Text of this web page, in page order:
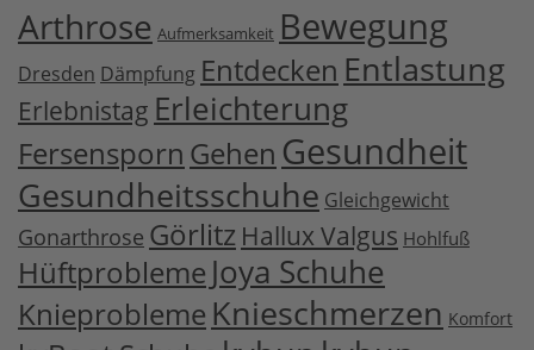
Arthrose Aufmerksamkeit Bewegung
Dresden Dämpfung Entdecken Entlastung
Erlebnistag Erleichterung
Fersensporn Gehen Gesundheit
Gesundheitsschuhe Gleichgewicht
Gonarthrose Görlitz Hallux Valgus Hohlfuß
Hüftprobleme Joya Schuhe
Knieprobleme Knieschmerzen Komfort